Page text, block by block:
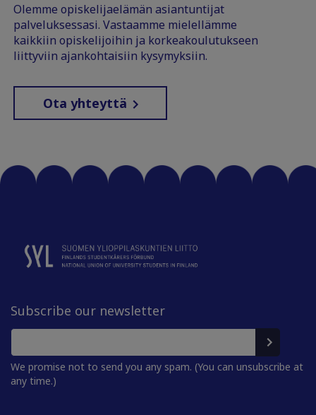
Olemme opiskelijaelämän asiantuntijat
palveluksessasi. Vastaamme mielellämme
kaikkiin opiskelijoihin ja korkeakoulutukseen
liittyviin ajankohtaisiin kysymyksiin.
Ota yhteyttä
Subscribe our newsletter
We promise not to send you any spam. (You can unsubscribe at
any time.)